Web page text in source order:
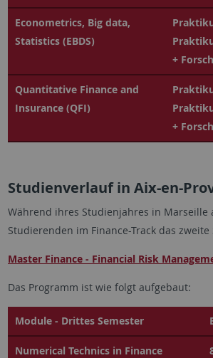
Econometrics, Big data,
Statistics (EBDS)
+
Quantitative Finance and
Insurance (QFI)
+
Studienverlauf in Aix-en-
Während ihres Studienjahres in Marseille
Studierenden im Finance-Track das
Master Finance - Financial Risk
Das Programm ist wie folgt aufgebaut:
Module - Drittes Semester
Numerical Technics in Finance